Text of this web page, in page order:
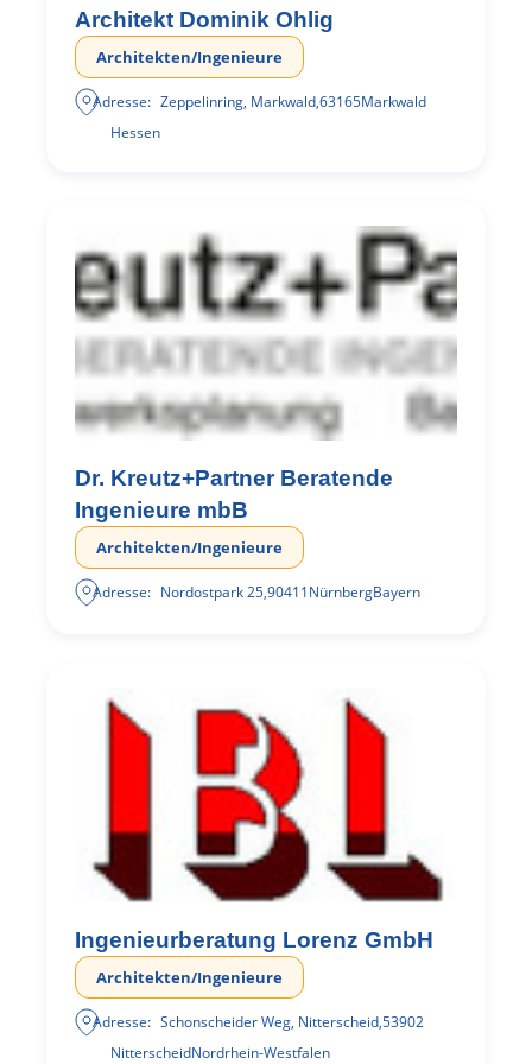
Architekt Dominik Ohlig
Architekten/Ingenieure
Adresse: Zeppelinring, Markwald,63165Markwald
Hessen
Dr. Kreutz+Partner Beratende
Ingenieure mbB
Architekten/Ingenieure
Adresse: Nordostpark 25,90411NürnbergBayern
Ingenieurberatung Lorenz GmbH
Architekten/Ingenieure
Adresse: Schonscheider Weg, Nitterscheid,53902
NitterscheidNordrhein-Westfalen